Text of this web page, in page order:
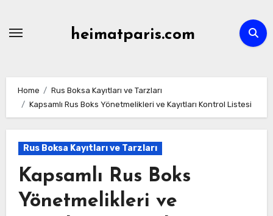
heimatparis.com
Home
Rus Boksa Kayıtları ve Tarzları
Kapsamlı Rus Boks Yönetmelikleri ve Kayıtları Kontrol Listesi
Rus Boksa Kayıtları ve Tarzları
Kapsamlı Rus Boks
Yönetmelikleri ve